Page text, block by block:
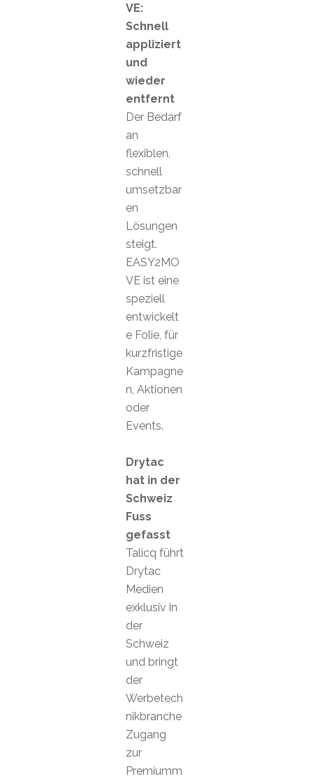
VE:
Schnell
appliziert
und
wieder
entfernt
Der Bedarf
an
flexiblen,
schnell
umsetzbar
en
Lösungen
steigt.
EASY2MO
VE ist eine
speziell
entwickelt
e Folie, für
kurzfristige
Kampagne
n, Aktionen
oder
Events.
Drytac
hat in der
Schweiz
Fuss
gefasst
Talicq führt
Drytac
Medien
exklusiv in
der
Schweiz
und bringt
der
Werbetech
nikbranche
Zugang
zur
Premiumm